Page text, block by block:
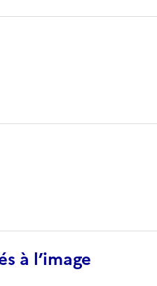
à l’image